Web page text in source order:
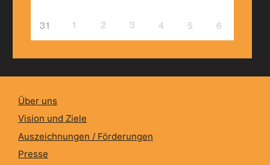
31 1 2 3 4 5 6
Über uns
Vision und Ziele
Auszeichnungen / Förderungen
Presse